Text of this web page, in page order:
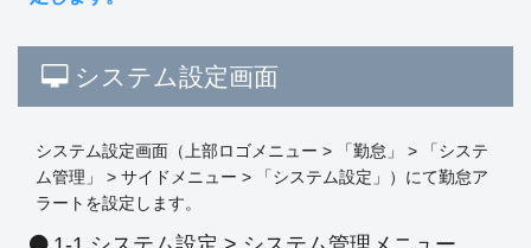
システム設定画面
システム設定画面（上部ロゴメニュー > 「勤怠」 > 「システ
ム管理」 > サイドメニュー > 「システム設定」）にて勤怠ア
ラートを設定します。